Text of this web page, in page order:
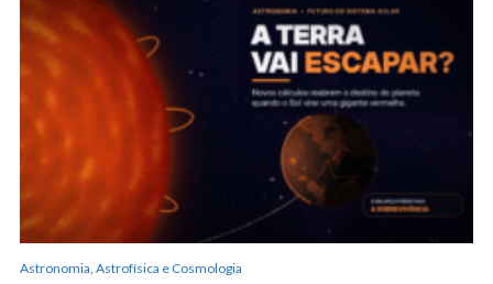
Astronomia, Astrofísica e Cosmologia